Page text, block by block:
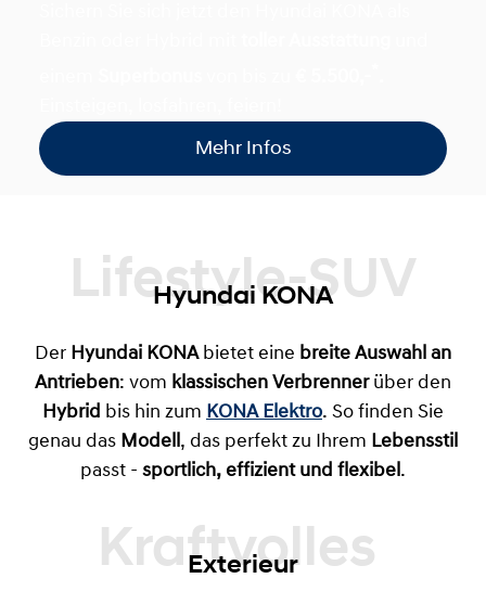
Mehr Infos
Lifestyle-SUV
Hyundai KONA
Der Hyundai KONAbietet eine breite Auswahl an
Antrieben: vom klassischen Verbrennerüber den
Hybrid bis hin zum KONA Elektro. So finden Sie
genau das Modell , das perfekt zu Ihrem Lebensstil
passt - sportlich, effizient und flexibel .
Exterieur